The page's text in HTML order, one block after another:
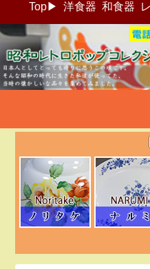
Top▶ 洋食器 和食器
昭和レトロ
貨通販＠